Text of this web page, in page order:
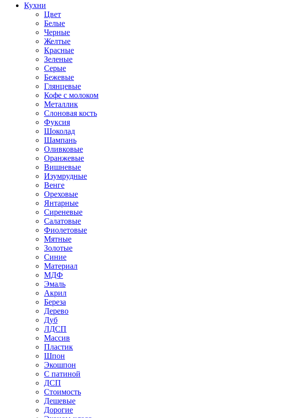
Кухни
Цвет
Белые
Черные
Желтые
Красные
Зеленые
Серые
Бежевые
Глянцевые
Кофе с молоком
Металлик
Слоновая кость
Фуксия
Шоколад
Шампань
Оливковые
Оранжевые
Вишневые
Изумрудные
Венге
Ореховые
Янтарные
Сиреневые
Салатовые
Фиолетовые
Мятные
Золотые
Синие
Материал
МДФ
Эмаль
Акрил
Береза
Дерево
Дуб
ЛДСП
Массив
Пластик
Шпон
Экошпон
С патиной
ДСП
Стоимость
Дешевые
Дорогие